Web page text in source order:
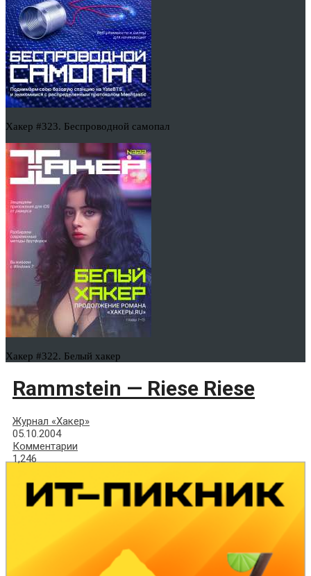
Хакер #323. Беспроводной самопал
Хакер #322. Белый хакер
Rammstein — Riese Riese
Журнал «Хакер»
05.10.2004
Комментарии
1,246